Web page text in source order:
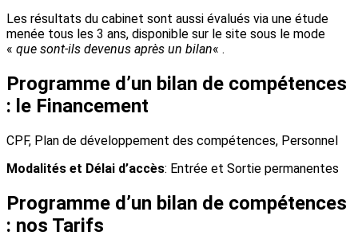
Les résultats du cabinet sont aussi évalués via une étude
menée tous les 3 ans, disponible sur le site sous le mode
« que sont-ils devenus après un bilan« .
Programme d’un bilan de compétences
: le Financement
CPF, Plan de développement des compétences, Personnel
Modalités et Délai d’accès: Entrée et Sortie permanentes
Programme d’un bilan de compétences
: nos Tarifs